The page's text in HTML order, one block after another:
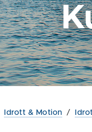
Idrott & Motion /